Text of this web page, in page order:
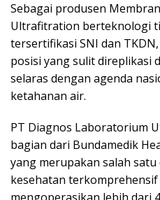
Sebagai produsen
Ultrafitration berteknologi
tersertifikasi SNI dan
posisi yang sulit direplikasi
selaras dengan agenda
ketahanan air.
PT Diagnos Laboratorium
bagian dari Bundamedik
yang merupakan salah
kesehatan terkomprehensif